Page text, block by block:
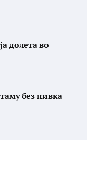
долета во
без пивка